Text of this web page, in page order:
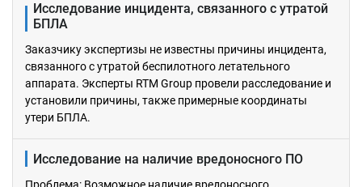
Исследование инцидента, связанного с утратой
БПЛА
Заказчику экспертизы не известны причины инцидента,
связанного с утратой беспилотного летательного
аппарата. Эксперты RTM Group провели расследование и
установили причины, также примерные координаты
утери БПЛА.
Исследование на наличие вредоносного ПО